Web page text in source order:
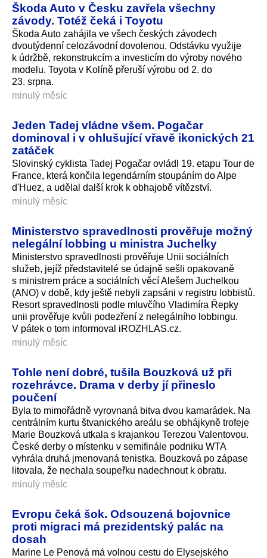
Škoda Auto v Česku zavřela všechny
závody. Totéž čeká i Toyotu
Škoda Auto zahájila ve všech českých závodech
dvoutýdenní celozávodní dovolenou. Odstávku využije
k údržbě, rekonstrukcím a investicím do výroby nového
modelu. Toyota v Kolíně přeruší výrobu od 2. do
23. srpna.
minulý měsíc
Jeden Tadej vládne všem. Pogačar
dominoval i v ohlušující vřavě ikonických 21
zatáček
Slovinský cyklista Tadej Pogačar ovládl 19. etapu Tour de
France, která končila legendárním stoupáním do Alpe
d'Huez, a udělal další krok k obhajobě vítězství.
minulý měsíc
Ministerstvo spravedlnosti prověřuje možný
nelegální lobbing u ministra Juchelky
Ministerstvo spravedlnosti prověřuje Unii sociálních
služeb, jejíž představitelé se údajně sešli opakovaně
s ministrem práce a sociálních věcí Alešem Juchelkou
(ANO) v době, kdy ještě nebyli zapsáni v registru lobbistů.
Resort spravedlnosti podle mluvčího Vladimíra Řepky
unii prověřuje kvůli podezření z nelegálního lobbingu.
V pátek o tom informoval iROZHLAS.cz.
minulý měsíc
Tohle není dobré, tušila Bouzková už při
rozehrávce. Drama v derby jí přineslo
poučení
Byla to mimořádně vyrovnaná bitva dvou kamarádek. Na
centrálním kurtu štvanického areálu se obhájkyně trofeje
Marie Bouzková utkala s krajankou Terezou Valentovou.
České derby o místenku v semifinále podniku WTA
vyhrála druhá jmenovaná tenistka. Bouzková po zápase
litovala, že nechala soupeřku nadechnout k obratu.
minulý měsíc
Evropu čeká šok. Odsouzená bojovnice
proti migraci má prezidentský palác na
dosah
Marine Le Penová má volnou cestu do Elysejského